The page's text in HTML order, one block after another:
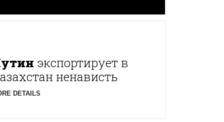
экспортирует в
ненависть
DETAILS